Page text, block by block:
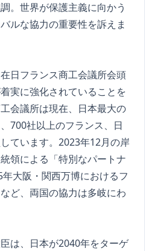
。世界が保護主義に向かう
ルな協力の重要性を訴えま
日フランス商工会議所会頭
実に強化されていることを
会議所は現在、日本最大の
700社以上のフランス、日
ています。2023年12月の岸
領による「特別なパートナ
大阪・関西万博におけるフ
ど、両国の協力は多岐にわ
は、日本が2040年をターゲ